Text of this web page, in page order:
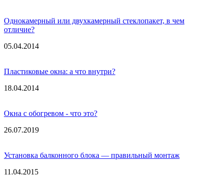
Однокамерный или двухкамерный стеклопакет, в чем
отличие?
05.04.2014
Пластиковые окна: а что внутри?
18.04.2014
Окна с обогревом - что это?
26.07.2019
Установка балконного блока — правильный монтаж
11.04.2015